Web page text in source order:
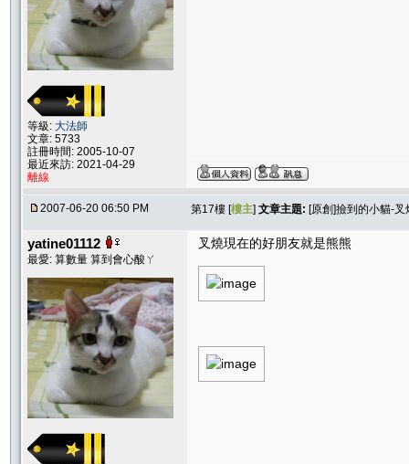
等級: 大法師
文章: 5733
註冊時間: 2005-10-07
最近來訪: 2021-04-29
離線
2007-06-20 06:50 PM 第17樓 [樓主] 文章主題: [原創]撿到的小貓-叉
yatine01112
最愛: 算數量 算到會心酸ㄚ
叉燒現在的好朋友就是熊熊